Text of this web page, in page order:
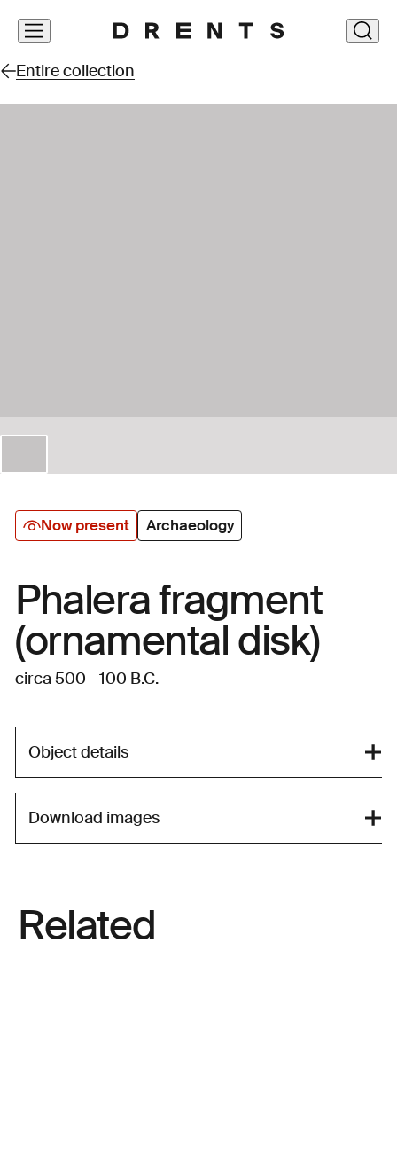
Skip
Entire collection
Now present Archaeology
Phalera fragment
(ornamental disk)
circa 500 - 100 B.C.
Object details
Download images
Related